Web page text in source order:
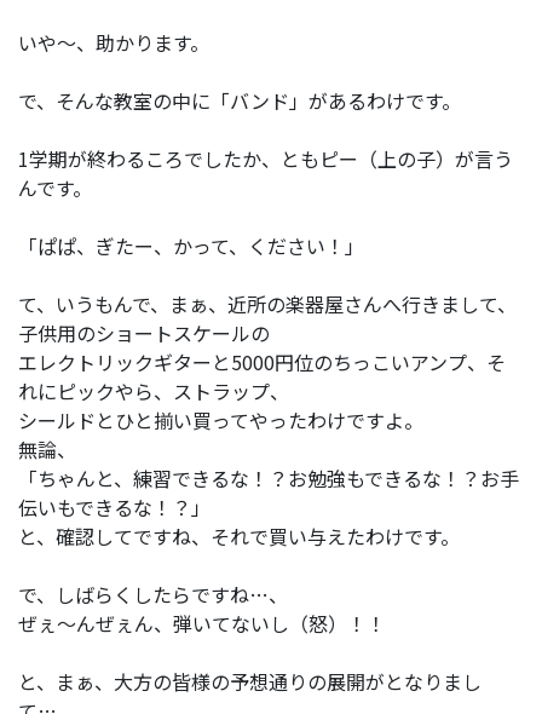
いや～、助かります。
で、そんな教室の中に「バンド」があるわけです。
1学期が終わるころでしたか、ともピー（上の子）が言う
んです。
「ぱぱ、ぎたー、かって、ください！」
て、いうもんで、まぁ、近所の楽器屋さんへ行きまして、
子供用のショートスケールの
エレクトリックギターと5000円位のちっこいアンプ、そ
れにピックやら、ストラップ、
シールドとひと揃い買ってやったわけですよ。
無論、
「ちゃんと、練習できるな！？お勉強もできるな！？お手
伝いもできるな！？」
と、確認してですね、それで買い与えたわけです。
で、しばらくしたらですね…、
ぜぇ～んぜぇん、弾いてないし（怒）！！
と、まぁ、大方の皆様の予想通りの展開がとなりまし